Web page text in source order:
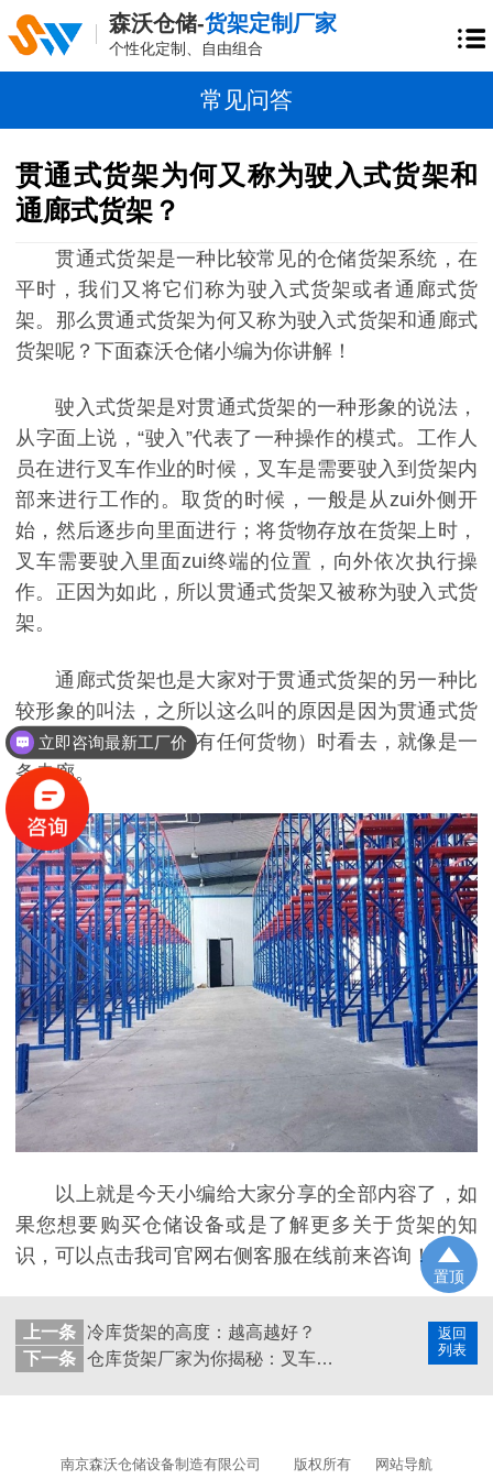
森沃仓储-货架定制厂家
个性化定制、自由组合
常见问答
贯通式货架为何又称为驶入式货架和
通廊式货架？
贯通式货架是一种比较常见的仓储货架系统，在
平时，我们又将它们称为驶入式货架或者通廊式货
架。那么贯通式货架为何又称为驶入式货架和通廊式
货架呢？下面森沃仓储小编为你讲解！
驶入式货架是对贯通式货架的一种形象的说法，
从字面上说，“驶入”代表了一种操作的模式。工作人
员在进行叉车作业的时候，叉车是需要驶入到货架内
部来进行工作的。取货的时候，一般是从zui外侧开
始，然后逐步向里面进行；将货物存放在货架上时，
叉车需要驶入里面zui终端的位置，向外依次执行操
作。正因为如此，所以贯通式货架又被称为驶入式货
架。
通廊式货架也是大家对于贯通式货架的另一种比
较形象的叫法，之所以这么叫的原因是因为贯通式货
架在空架（货架上没有任何货物）时看去，就像是一
条走廊。
以上就是今天小编给大家分享的全部内容了，如
果您想要购买仓储设备或是了解更多关于货架的知
识，可以点击我司官网右侧客服在线前来咨询！
返回
列表
上一条 冷库货架的高度：越高越好？
下一条
仓库货架厂家为你揭秘：叉车通道宽度设计
置顶
南京森沃仓储设备制造有限公司 版权所有 网站导航
立即咨询最新工厂价